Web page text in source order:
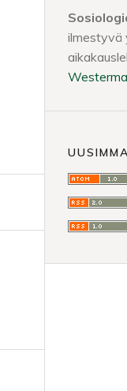
ilmestyvä